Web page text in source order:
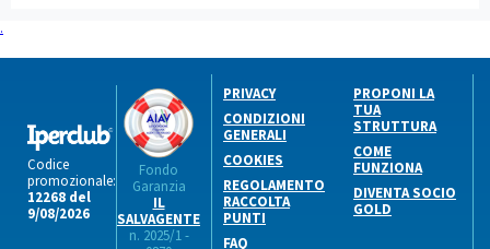
.
Codice
promozionale:
12268 del
9/08/2026
Fondo
Garanzia
IL
SALVAGENTE
n. 2025/1 -
PRIVACY
CONDIZIONI
GENERALI
COOKIES
REGOLAMENTO
RACCOLTA
PUNTI
FAQ
PROPONI LA
TUA
STRUTTURA
COME
FUNZIONA
DIVENTA SOCIO
GOLD